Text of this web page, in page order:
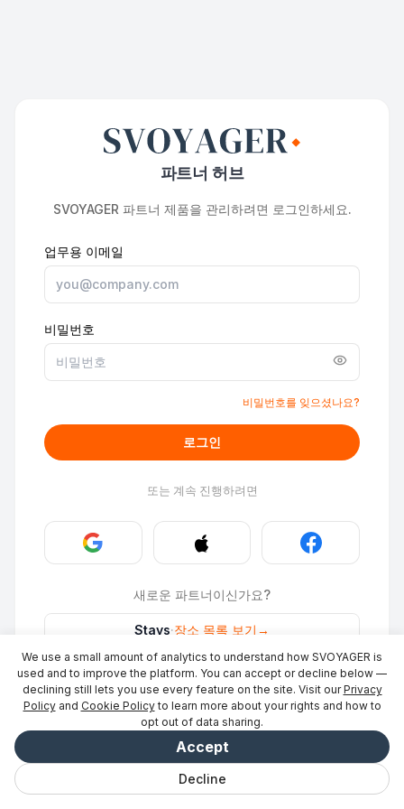
파트너 허브
SVOYAGER 파트너 제품을 관리하려면 로그인하세요.
업무용 이메일
비밀번호
비밀번호를 잊으셨나요?
로그인
또는 계속 진행하려면
새로운 파트너이신가요?
Stays·장소 목록 보기 →
ID Photo·파트너가 되기→
We use a small amount of analytics to understand how SVOYAGER is
used and to improve the platform. You can accept or decline below —
declining still lets you use every feature on the site. Visit our Privacy
Policy and Cookie Policy to learn more about your rights and how to
opt out of data sharing.
Decline
Accept